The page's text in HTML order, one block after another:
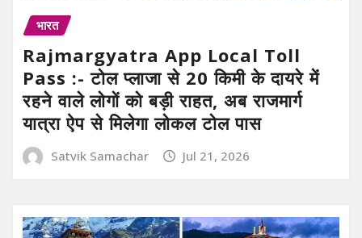
भारत
Rajmargyatra App Local Toll
Pass :- टोल प्लाजा से 20 किमी के दायरे में
रहने वाले लोगों को बड़ी राहत, अब राजमार्ग
यात्रा ऐप से मिलेगा लोकल टोल पास
Satvik Samachar Jul 21, 2026